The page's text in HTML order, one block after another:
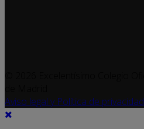
Aviso legal y Política de privacidad